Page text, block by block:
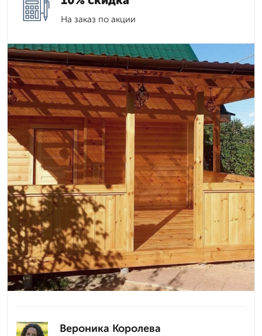
На заказ по акции
Вероника Королева